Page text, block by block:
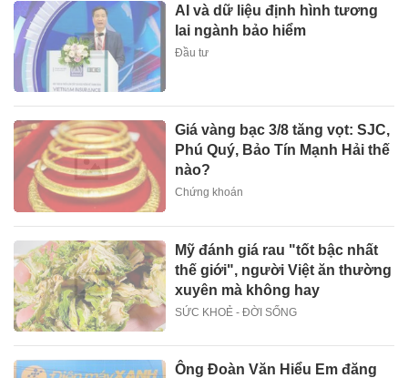
AI và dữ liệu định hình tương
lai ngành bảo hiểm
Đầu tư
Giá vàng bạc 3/8 tăng vọt: SJC,
Phú Quý, Bảo Tín Mạnh Hải thế
nào?
Chứng khoán
Mỹ đánh giá rau "tốt bậc nhất
thế giới", người Việt ăn thường
xuyên mà không hay
SỨC KHOẺ - ĐỜI SỐNG
Ông Đoàn Văn Hiểu Em đăng